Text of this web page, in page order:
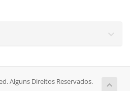
Alguns Direitos Reservados.